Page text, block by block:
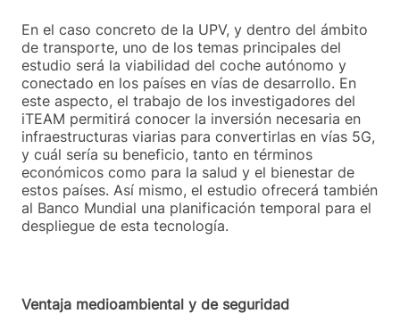
En el caso concreto de la UPV, y dentro del ámbito
de transporte, uno de los temas principales del
estudio será la viabilidad del coche autónomo y
conectado en los países en vías de desarrollo. En
este aspecto, el trabajo de los investigadores del
iTEAM permitirá conocer la inversión necesaria en
infraestructuras viarias para convertirlas en vías 5G,
y cuál sería su beneficio, tanto en términos
económicos como para la salud y el bienestar de
estos países. Así mismo, el estudio ofrecerá también
al Banco Mundial una planificación temporal para el
despliegue de esta tecnología.
Ventaja medioambiental y de seguridad